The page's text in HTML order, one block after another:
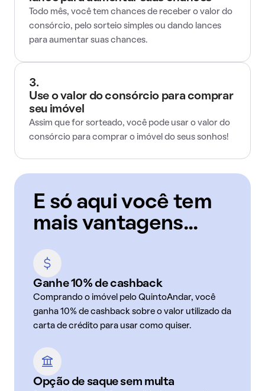
Todo mês, você tem chances de receber o valor do
consórcio, pelo sorteio simples ou dando lances
para aumentar suas chances.
3.
Use o valor do consórcio para comprar
seu imóvel
Assim que for sorteado, você pode usar o valor do
consórcio para comprar o imóvel do seus sonhos!
E só aqui você tem
mais vantagens...
Ganhe 10% de cashback
Comprando o imóvel pelo QuintoAndar, você
ganha 10% de cashback sobre o valor utilizado da
carta de crédito para usar como quiser.
Opção de saque sem multa